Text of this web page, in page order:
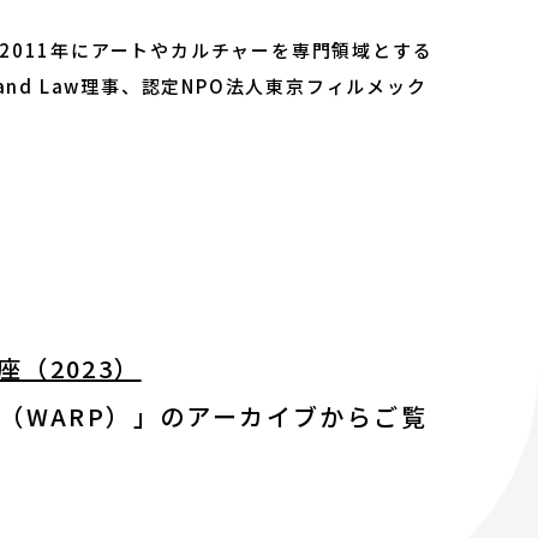
年にアートやカルチャーを専門領域とする
Law理事、認定NPO法人東京フィルメック
（2023）
WARP）」のアーカイブからご覧